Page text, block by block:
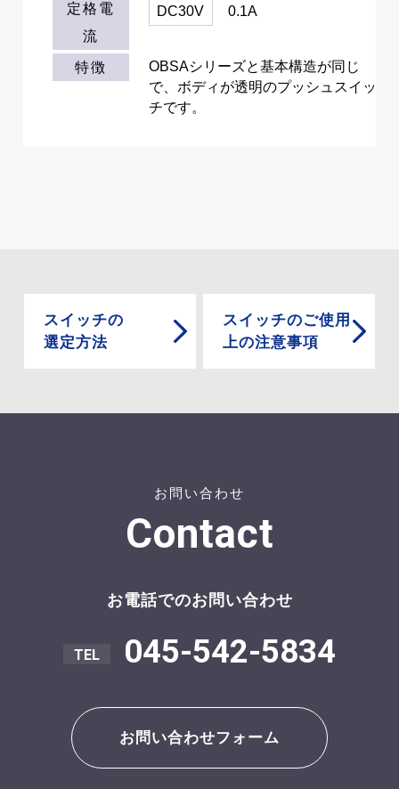
定格電
流
DC30V 0.1A
特徴
OBSAシリーズと基本構造が同じ
で、ボディが透明のプッシュスイッ
チです。
スイッチの
選定方法
スイッチのご使用
上の注意事項
お問い合わせ
Contact
お電話でのお問い合わせ
045-542-5834
お問い合わせフォーム